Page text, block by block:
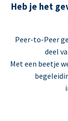
Heb je het
Peer-to-Peer
deel
Met een beetje